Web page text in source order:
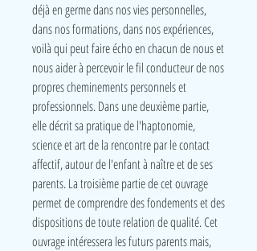
déjà en germe dans nos vies personnelles,
dans nos formations, dans nos expériences,
voilà qui peut faire écho en chacun de nous et
nous aider à percevoir le fil conducteur de nos
propres cheminements personnels et
professionnels. Dans une deuxième partie,
elle décrit sa pratique de l'haptonomie,
science et art de la rencontre par le contact
affectif, autour de l'enfant à naître et de ses
parents. La troisième partie de cet ouvrage
permet de comprendre des fondements et des
dispositions de toute relation de qualité. Cet
ouvrage intéressera les futurs parents mais,